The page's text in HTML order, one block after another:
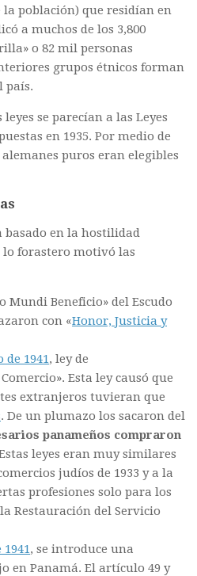
la población) que residían en
a muchos de los 3,800
o 82 mil personas
grupos étnicos forman
país.
se parecían a las Leyes
en 1935. Por medio de
puros eran elegibles
en la hostilidad
lo forastero motivó las
Mundi Beneficio» del Escudo
con «Honor, Justicia y
de 1941, ley de
Esta ley causó que
extranjeros tuvieran que
. De un plumazo los sacaron del
panameños compraron
leyes eran muy similares
judíos de 1933 y a la
profesiones solo para los
Restauración del Servicio
1941, se introduce una
en Panamá. El artículo 49 y